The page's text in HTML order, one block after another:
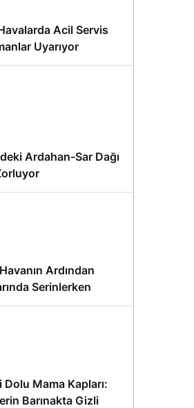
Havalarda Acil Servis
Uyarıyor
Ardahan-Sar Dağı
Ardından
Serinlerken
Dolu Mama Kapları:
Barınakta Gizli